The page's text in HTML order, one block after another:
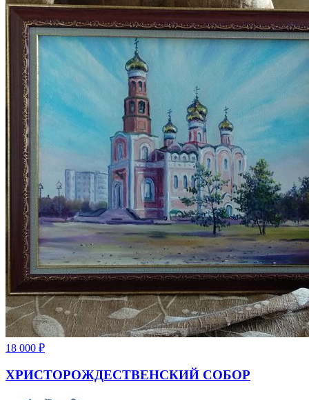
18 000 ₽
ХРИСТОРОЖДЕСТВЕНСКИЙ СОБОР